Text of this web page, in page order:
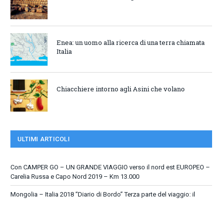
Enea: un uomo alla ricerca di una terra chiamata
Italia
Chiacchiere intorno agli Asini che volano
ULTIMI ARTICOLI
Con CAMPER GO – UN GRANDE VIAGGIO verso il nord est EUROPEO –
Carelia Russa e Capo Nord 2019 – Km 13.000
Mongolia – Italia 2018 “Diario di Bordo” Terza parte del viaggio: il